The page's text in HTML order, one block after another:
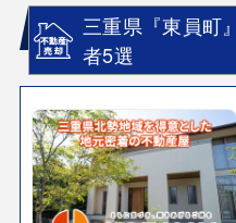
三重県『東員町
者5選